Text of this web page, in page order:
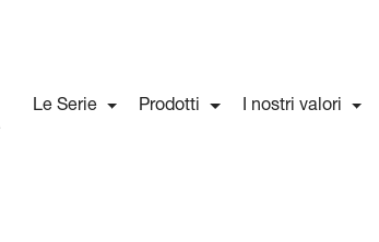
Le Serie Prodotti I nostri valori